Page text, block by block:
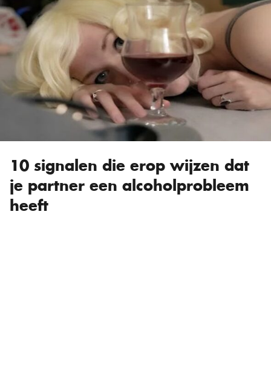
10 signalen die erop wijzen dat
je partner een alcoholprobleem
heeft